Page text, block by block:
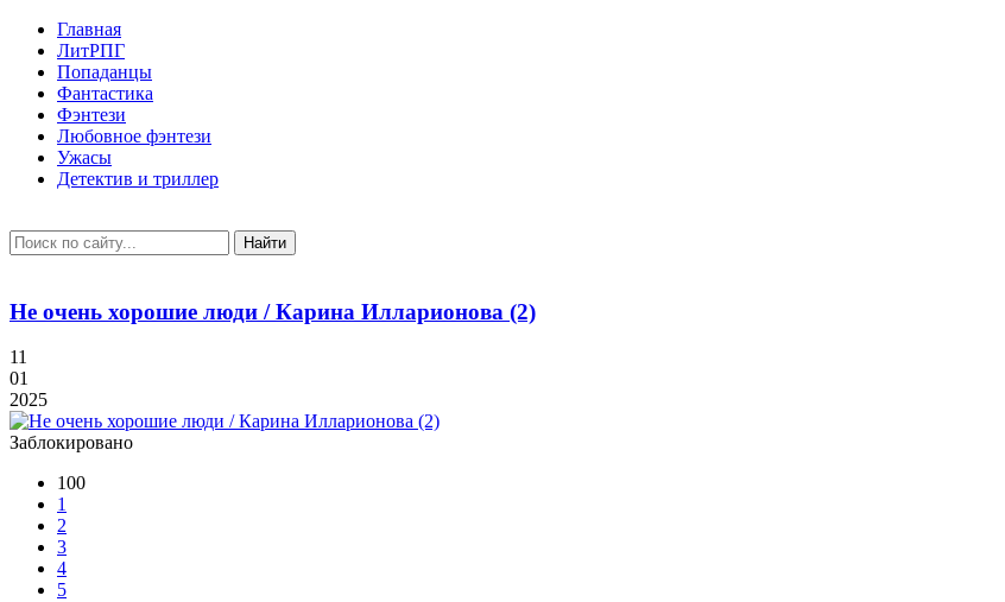
Главная
ЛитРПГ
Попаданцы
Фантастика
Фэнтези
Любовное фэнтези
Ужасы
Детектив и триллер
Найти
Не очень хорошие люди / Карина Илларионова (2)
11
01
2025
Заблокировано
100
1
2
3
4
5